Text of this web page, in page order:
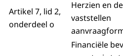
Artikel 7, lid 2,
onderdeel o
Herzien en
vaststellen
Financiële